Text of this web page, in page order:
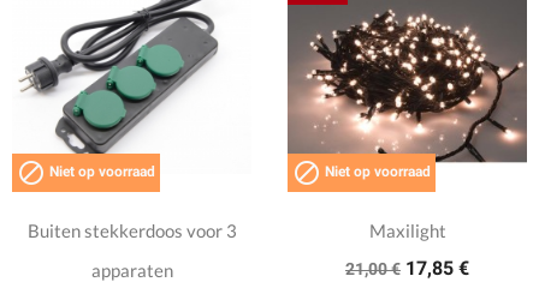
 Niet op voorraad
Buiten stekkerdoos voor 3
apparaten
 Niet op voorraad
Maxilight
21,00 € 17,85 €